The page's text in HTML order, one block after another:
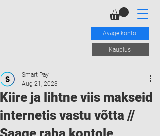
Avage konto
Kauplus
Kiire ja lihtne viis makseid
internetis vastu võtta //
Smart Pay
Aug 21, 2023